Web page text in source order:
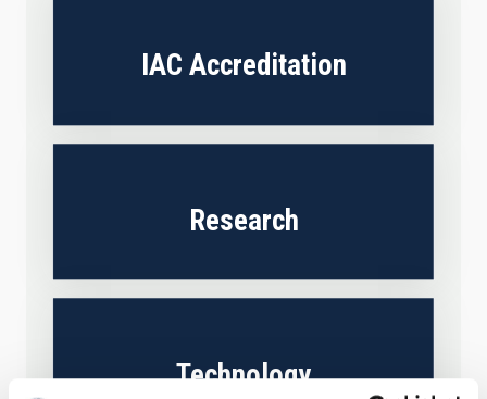
IAC Accreditation
Research
Technology